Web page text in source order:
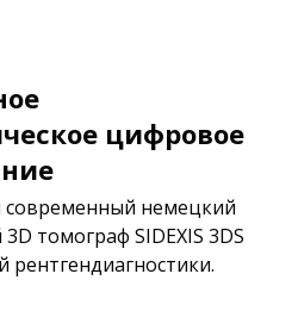
цифровое
немецкий
томограф SIDEXIS 3DS
рентгендиагностики.